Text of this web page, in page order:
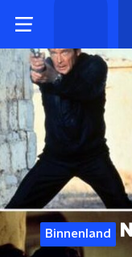
Binnenland